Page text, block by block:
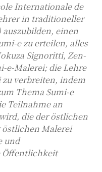
Internationale de
in traditioneller
auszubilden, einen
e zu erteilen, alles
Signoritti, Zen-
e-Malerei; die Lehre
zu verbreiten, indem
Thema Sumi-e
Teilnahme an
die der östlichen
Malerei
und